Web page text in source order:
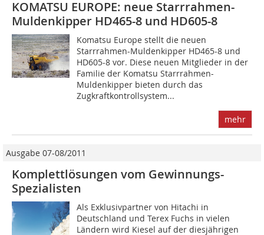
KOMATSU EUROPE: neue Starrrahmen-
Muldenkipper HD465-8 und HD605-8
Komatsu Europe stellt die neuen
Starrrahmen-Muldenkipper HD465-8 und
HD605-8 vor. Diese neuen Mitglieder in der
Familie der Komatsu Starrrahmen-
Muldenkipper bieten durch das
Zugkraftkontrollsystem...
mehr
Ausgabe 07-08/2011
Komplettlösungen vom Gewinnungs-
Spezialisten
Als Exklusivpartner von Hitachi in
Deutschland und Terex Fuchs in vielen
Ländern wird Kiesel auf der diesjährigen